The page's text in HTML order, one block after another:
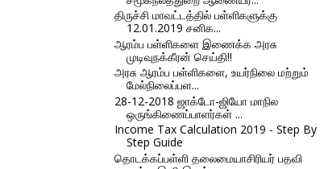
திருச்சி மாவட்டத்தில் பள்ளிகளுக்கு
12.01.2019 சனிக...
ஆரம்ப பள்ளிகளை இணைக்க அரசு
முடிவுநக்கீரன் செய்தி!!
அரசு ஆரம்ப பள்ளிகளை, உயர்நிலை மற்றும்
மேல்நிலைப்பள...
28-12-2018 ஜாக்டோ-ஜியோ மாநில
ஒருங்கிணைப்பாளர்கள் ...
Income Tax Calculation 2019 - Step By
Step Guide
தொடக்கப்பள்ளி தலைமையாசிரியர் பதவி